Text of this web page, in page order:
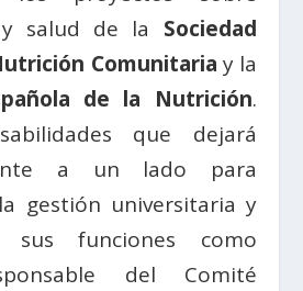
salud de la Sociedad
Comunitaria y la
de la Nutrición.
que dejará
a un lado para
gestión universitaria y
sus funciones como
del Comité